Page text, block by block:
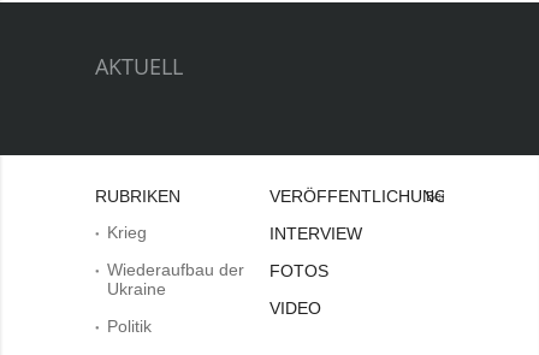
AKTUELL
RUBRIKEN
Krieg
Wiederaufbau der
Ukraine
Politik
VERÖFFENTLICHUNGEN
INTERVIEW
FOTOS
VIDEO
Bei